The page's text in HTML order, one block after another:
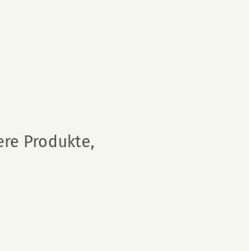
Produkte,